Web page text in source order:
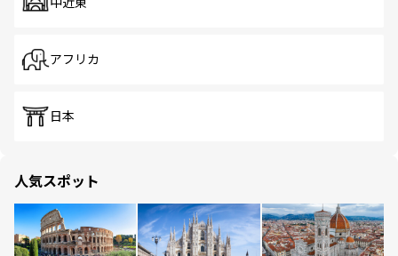
アフリカ
日本
人気スポット